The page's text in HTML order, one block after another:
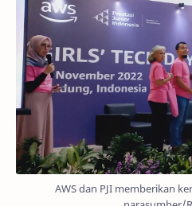
AWS dan PJI memberikan